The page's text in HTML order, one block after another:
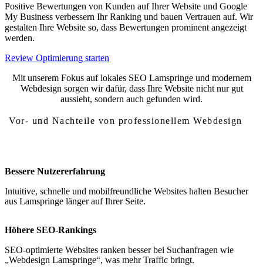
Positive Bewertungen von Kunden auf Ihrer Website und Google
My Business verbessern Ihr Ranking und bauen Vertrauen auf. Wir
gestalten Ihre Website so, dass Bewertungen prominent angezeigt
werden.
Review Optimierung starten
Mit unserem Fokus auf lokales SEO Lamspringe und modernem
Webdesign sorgen wir dafür, dass Ihre Website nicht nur gut
aussieht, sondern auch gefunden wird.
Vor- und Nachteile von professionellem Webdesign
Bessere Nutzererfahrung
Intuitive, schnelle und mobilfreundliche Websites halten Besucher
aus Lamspringe länger auf Ihrer Seite.
Höhere SEO-Rankings
SEO-optimierte Websites ranken besser bei Suchanfragen wie
„Webdesign Lamspringe“, was mehr Traffic bringt.